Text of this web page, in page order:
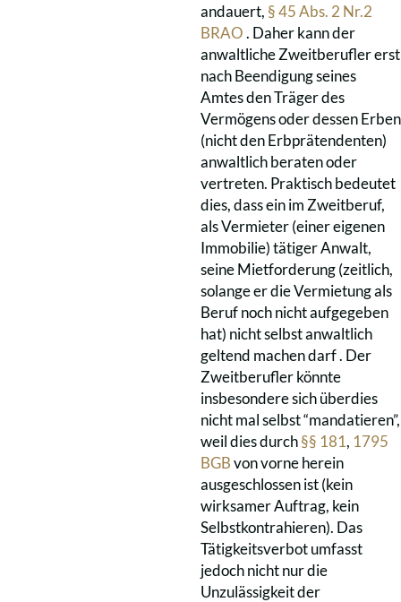
andauert, § 45 Abs. 2 Nr.2
BRAO. Daher kann der
anwaltliche Zweitberufler erst
nach Beendigung seines
Amtes den Träger des
Vermögens oder dessen Erben
(nicht den Erbprätendenten)
anwaltlich beraten oder
vertreten. Praktisch bedeutet
dies, dass ein im Zweitberuf,
als Vermieter (einer eigenen
Immobilie) tätiger Anwalt,
seine Mietforderung (zeitlich,
solange er die Vermietung als
Beruf noch nicht aufgegeben
hat) nicht selbst anwaltlich
geltend machen darf . Der
Zweitberufler könnte
insbesondere sich überdies
nicht mal selbst “mandatieren”,
weil dies durch§§ 181, 1795
BGBvon vorne herein
ausgeschlossen ist (kein
wirksamer Auftrag, kein
Selbstkontrahieren). Das
Tätigkeitsverbot umfasst
jedoch nicht nur die
Unzulässigkeit der